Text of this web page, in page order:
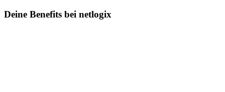
Deine Benefits bei netlogix